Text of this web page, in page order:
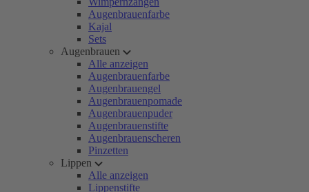
Augenbrauenfarbe
Kajal
Sets
Augenbrauen
Alle anzeigen
Augenbrauenfarbe
Augenbrauengel
Augenbrauenpomade
Augenbrauenpuder
Augenbrauenstifte
Augenbrauenscheren
Pinzetten
Lippen
Alle anzeigen
Lippenstifte